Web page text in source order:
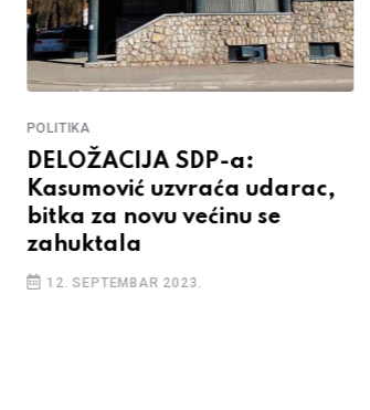
POLITIKA
DELOŽACIJA SDP-a:
Kasumović uzvraća udarac,
bitka za novu većinu se
zahuktala
12. SEPTEMBAR 2023.